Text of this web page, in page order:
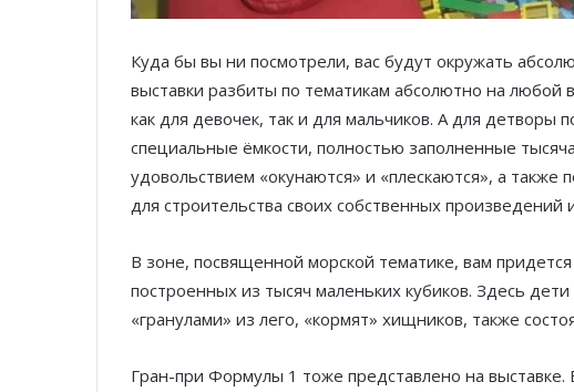
Куда бы вы ни посмотрели, вас будут окружать
выставки разбиты по тематикам абсолютно на любой
как для девочек, так и для мальчиков. А для
специальные ёмкости, полностью заполненные
удовольствием «окунаются» и «плескаются», а
для строительства своих собственных произведений
В зоне, посвященной морской тематике, вам
построенных из тысяч маленьких кубиков. Здесь
«гранулами» из лего, «кормят» хищников, также
Гран-при Формулы 1 тоже представлено на